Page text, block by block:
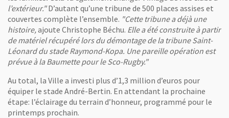
l’extérieur."D’autant qu’une tribune de 500 places assises et
couvertes complète l’ensemble. "Cette tribune a déjà une
histoire, ajoute Christophe Béchu. Elle a été construite à partir
de matériel récupéré lors du démontage de la tribune Saint-
Léonard du stade Raymond-Kopa. Une pareille opération est
prévue à la Baumette pour le Sco-Rugby."
Au total, la Ville a investi plus d’1,3 million d’euros pour
équiper le stade André-Bertin. En attendant la prochaine
étape: l’éclairage du terrain d’honneur, programmé pour le
printemps prochain.